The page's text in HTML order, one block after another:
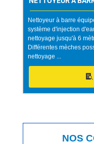
Nettoyeur à barre
système d'injection
nettoyage jusqu'à 6
Différentes mèches
nettoyage ...

NOS